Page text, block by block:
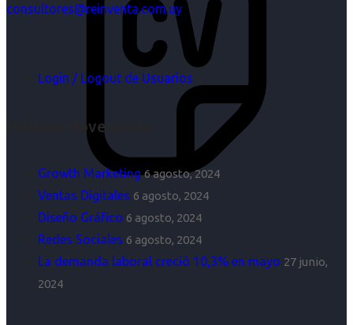
consultores@reinventa.com.uy
Login / Logout de Usuarios
Últimas Novedades
Growth Marketing 6 agosto, 2024
Ventas Digitales 6 agosto, 2024
Diseño Gráfico 6 agosto, 2024
Redes Sociales 6 agosto, 2024
La demanda laboral creció 10,3% en mayo 27 junio,
2024